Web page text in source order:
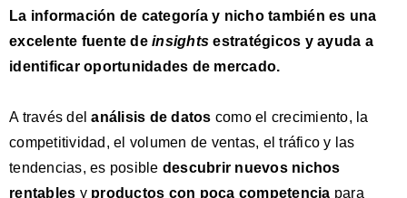
La información de categoría y nicho también es una
excelente fuente de insights estratégicos y ayuda a
identificar oportunidades de mercado.
A través delanálisis de datos como el crecimiento, la
competitividad, el volumen de ventas, el tráfico y las
tendencias, es posible descubrir nuevos nichos
rentables y productos con poca competencia para